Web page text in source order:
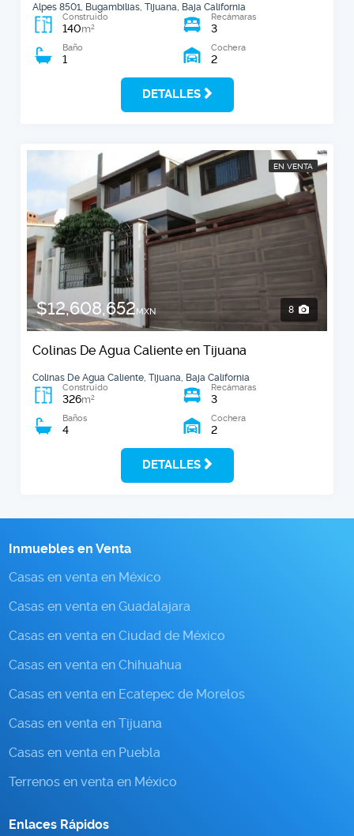
Alpes 8501, Bugambilias, Tijuana, Baja California
Construido
140m2
Recámaras
3
Baño
1
Cochera
2
DETALLES
EN VENTA
$12,608,652MXN 8
Colinas De Agua Caliente en Tijuana
Colinas De Agua Caliente, Tijuana, Baja California
Construido
326m2
Recámaras
3
Baños
4
Cochera
2
DETALLES
Inmuebles en Venta
Casas en venta en México
Casas en venta en Guadalajara
Casas en venta en Ciudad de México
Casas en venta en Chihuahua
Casas en venta en Ecatepec de Morelos
Casas en venta en Tijuana
Casas en venta en Puebla
Terrenos en venta en México
Enlaces Rápidos